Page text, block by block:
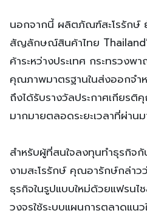
นอกจากนี้ ผลิตภัณฑ์สะโรรักษ์
สัญลักษณ์สินค้าไทย
ค้าระหว่างประเทศ กระทรวง
คุณภาพมาตรฐานในส่งออกจำ
ถึงได้รับรางวัลประกาศเกียร
มากมายตลอดระยะเวลาที่ผ่านม
สำหรับผู้ที่สนใจลงทุนทำธุรกิจ
งามสะโรรักษ์ คุณอารักษ์กล่าว
ธุรกิจในรูปแบบใหม่ด้วยแฟรน
วงจรใช้ระบบแผนการตลาดแน